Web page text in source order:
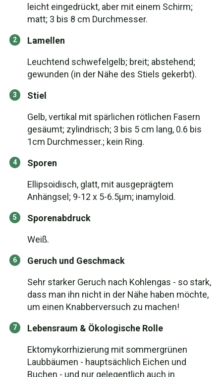
leicht eingedrückt, aber mit einem Schirm;
matt; 3 bis 8 cm Durchmesser.
Lamellen
Leuchtend schwefelgelb; breit; abstehend;
gewunden (in der Nähe des Stiels gekerbt).
Stiel
Gelb, vertikal mit spärlichen rötlichen Fasern
gesäumt; zylindrisch; 3 bis 5 cm lang, 0.6 bis
1cm Durchmesser.; kein Ring.
Sporen
Ellipsoidisch, glatt, mit ausgeprägtem
Anhängsel; 9-12 x 5-6.5μm; inamyloid.
Sporenabdruck
Weiß.
Geruch und Geschmack
Sehr starker Geruch nach Kohlengas - so stark,
dass man ihn nicht in der Nähe haben möchte,
um einen Knabberversuch zu machen!
Lebensraum & Ökologische Rolle
Ektomykorrhizierung mit sommergrünen
Laubbäumen - hauptsächlich Eichen und
Buchen - und nur gelegentlich auch in